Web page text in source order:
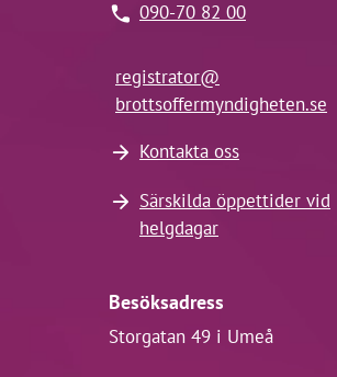
090-70 82 00
registrator@
brottsoffermyndigheten.se
Kontakta oss
Särskilda öppettider vid
helgdagar
Besöksadress
Storgatan 49 i Umeå